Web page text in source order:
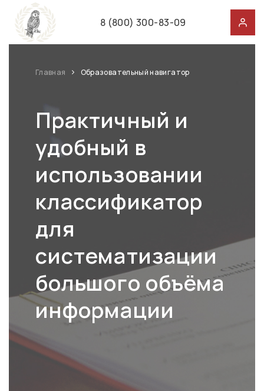
8 (800) 300-83-09
Главная Образовательный навигатор
Практичный и
удобный в
использовании
классификатор
для
систематизации
большого объёма
информации